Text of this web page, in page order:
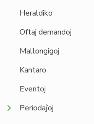
Heraldiko
Oftaj demandoj
Mallongigoj
Kantaro
Eventoj
Periodaĵoj